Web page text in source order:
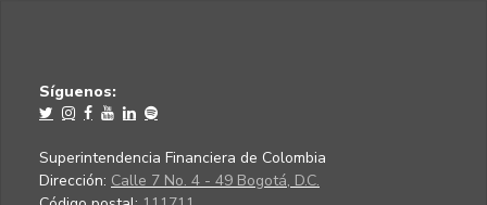
Síguenos:
Superintendencia Financiera de Colombia
Dirección: Calle 7 No. 4 - 49 Bogotá, D.C.